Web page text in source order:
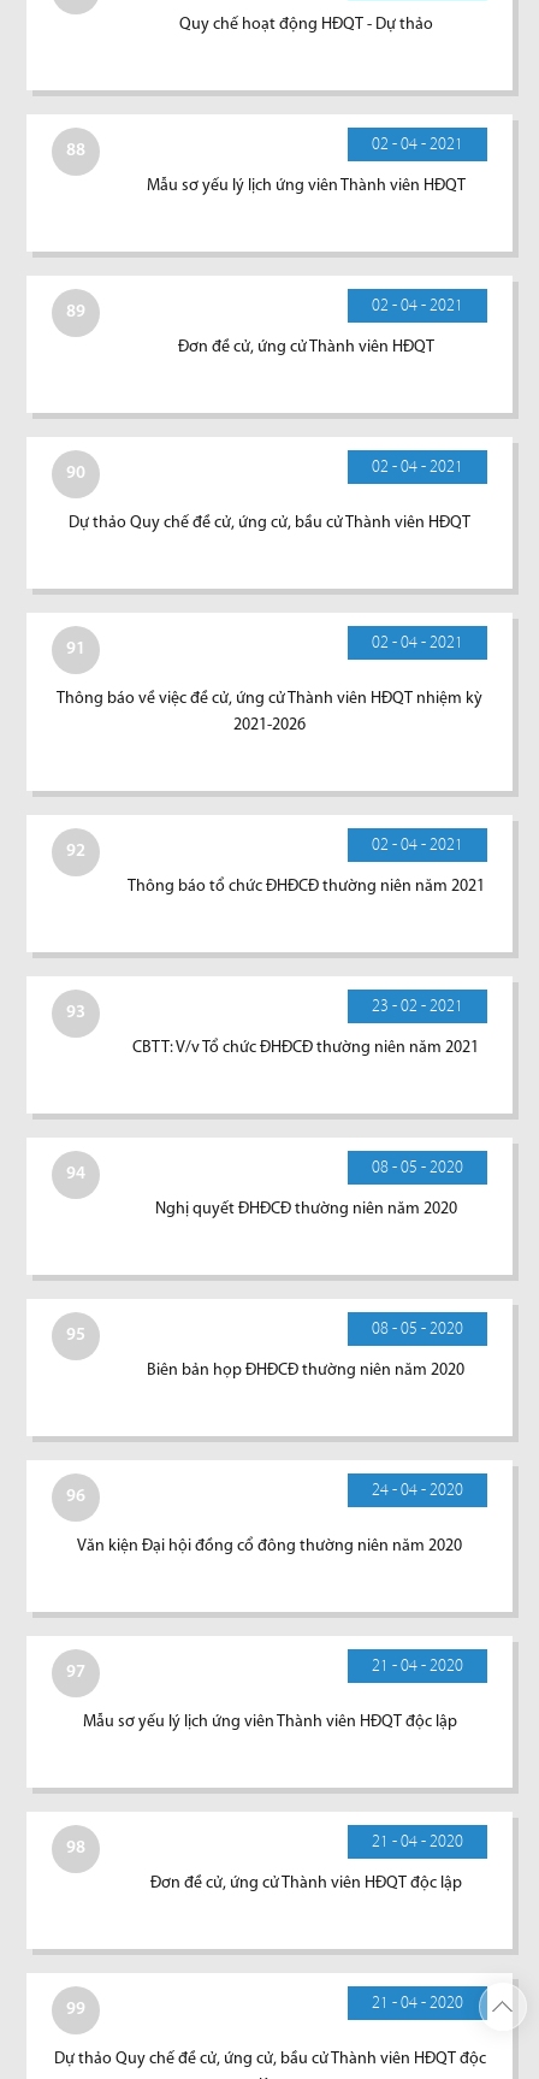
Quy chế hoạt động HĐQT - Dự thảo
88 02 - 04 - 2021
Mẫu sơ yếu lý lịch ứng viên Thành viên HĐQT
89 02 - 04 - 2021
Đơn đề cử, ứng cử Thành viên HĐQT
90 02 - 04 - 2021
Dự thảo Quy chế đề cử, ứng cử, bầu cử Thành viên HĐQT
91 02 - 04 - 2021
Thông báo về việc đề cử, ứng cử Thành viên HĐQT nhiệm kỳ
2021-2026
92 02 - 04 - 2021
Thông báo tổ chức ĐHĐCĐ thường niên năm 2021
93 23 - 02 - 2021
CBTT: V/v Tổ chức ĐHĐCĐ thường niên năm 2021
94 08 - 05 - 2020
Nghị quyết ĐHĐCĐ thường niên năm 2020
95 08 - 05 - 2020
Biên bản họp ĐHĐCĐ thường niên năm 2020
96 24 - 04 - 2020
Văn kiện Đại hội đồng cổ đông thường niên năm 2020
97 21 - 04 - 2020
Mẫu sơ yếu lý lịch ứng viên Thành viên HĐQT độc lập
98 21 - 04 - 2020
Đơn đề cử, ứng cử Thành viên HĐQT độc lập
99 21 - 04 - 2020
Dự thảo Quy chế đề cử, ứng cử, bầu cử Thành viên HĐQT độc